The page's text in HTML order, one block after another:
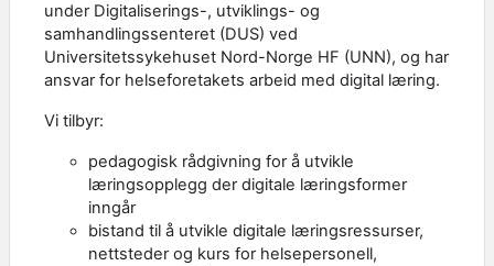
under Digitaliserings-, utviklings- og
samhandlingssenteret (DUS) ved
Universitetssykehuset Nord-Norge HF (UNN), og har
ansvar for helseforetakets arbeid med digital læring.
Vi tilbyr:
pedagogisk rådgivning for å utvikle
læringsopplegg der digitale læringsformer
inngår
bistand til å utvikle digitale læringsressurser,
nettsteder og kurs for helsepersonell,